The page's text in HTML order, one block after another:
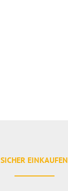
SICHER EINKAUFEN